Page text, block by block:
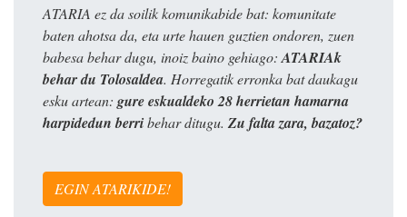
ATARIA ez da soilik komunikabide bat: komunitate
baten ahotsa da, eta urte hauen guztien ondoren, zuen
babesa behar dugu, inoiz baino gehiago: ATARIAk
behar du Tolosaldea. Horregatik erronka bat daukagu
esku artean: gure eskualdeko 28 herrietan hamarna
harpidedun berribehar ditugu. Zu falta zara, bazatoz?
EGIN ATARIKIDE!